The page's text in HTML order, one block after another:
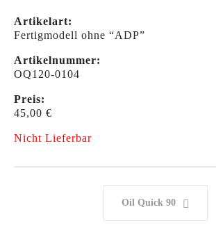
Artikelart:
Fertigmodell ohne “ADP”
Artikelnummer:
OQ120-0104
Preis:
45,00 €
Nicht Lieferbar
Oil Quick 90